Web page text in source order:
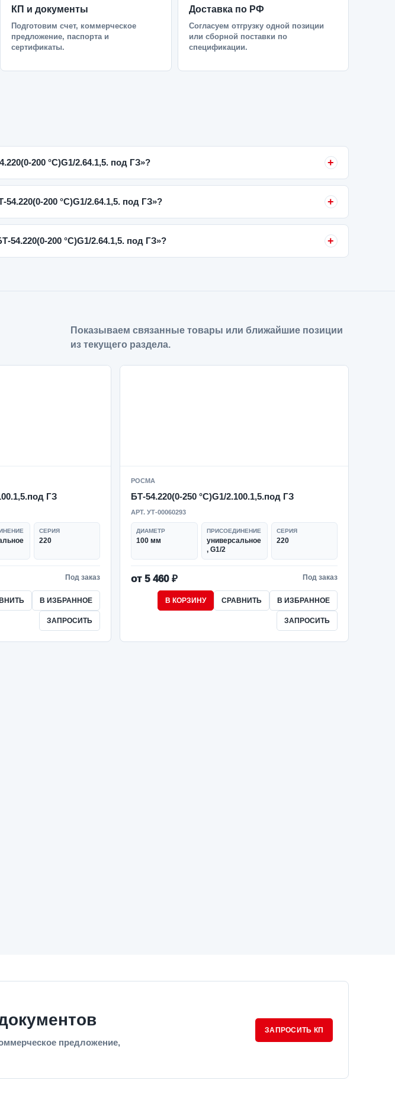
КП и документы
Подготовим счет, коммерческое
предложение, паспорта и
сертификаты.
Доставка по РФ
Согласуем отгрузку одной позиции
или сборной поставки по
спецификации.
200 °C)G1/2.64.1,5. под ГЗ»?
200 °C)G1/2.64.1,5. под ГЗ»?
200 °C)G1/2.64.1,5. под ГЗ»?
Показываем связанные товары или ближайшие позиции
из текущего раздела.
ГЗ
СЕРИЯ
220
Под заказ
В ИЗБРАННОЕ
ЗАПРОСИТЬ
РОСМА
БТ-54.220(0-250 °C)G1/2.100.1,5.под ГЗ
АРТ. УТ-00060293
ДИАМЕТР
100 мм
ПРИСОЕДИНЕНИЕ
универсальное
, G1/2
СЕРИЯ
220
от 5 460 ₽ Под заказ
В КОРЗИНУ СРАВНИТЬ В ИЗБРАННОЕ
ЗАПРОСИТЬ
предложение,
ЗАПРОСИТЬ КП